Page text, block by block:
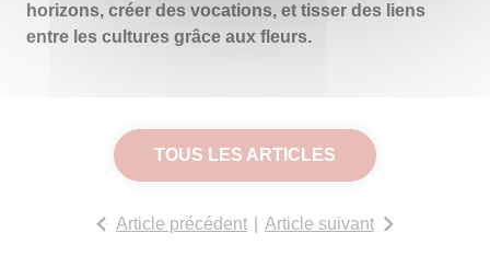
horizons, créer des vocations, et tisser des liens
entre les cultures grâce aux fleurs.
TOUS LES ARTICLES
Article précédent Article suivant